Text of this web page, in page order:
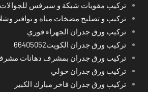
تركيب مقويات شبكة و سيرفس للجوالات
تركيب و تصليح مضخات مياه و نوافير
تركيب ورق جدران الجهراء فوري
تركيب ورق جدران الكويت66405052
تركيب ورق جدران بمشرف دهانات
تركيب ورق جدران حولي
تركيب ورق جدران فاخر مبارك الكبير